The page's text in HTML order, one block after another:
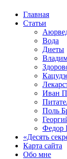
Главная
Статьи
Вода
Диеты
Иван
Поль
Федор
«Десять
Карта сайта
Обо мне